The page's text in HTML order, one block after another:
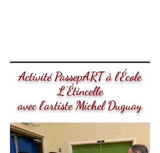
Activité PassepART à l'École
L'Étincelle
avec l'artiste Michel Duguay